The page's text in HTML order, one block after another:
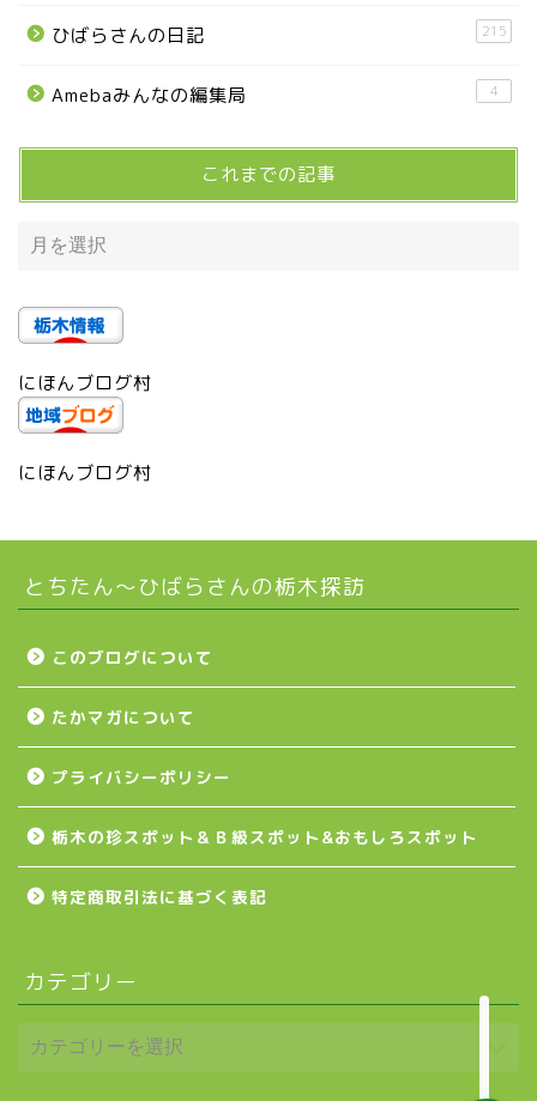
ひばらさんの日記 215
Amebaみんなの編集局 4
これまでの記事
にほんブログ村
にほんブログ村
とちたん〜ひばらさんの栃木探訪
このブログについて
たかマガについて
プライバシーポリシー
栃木の珍スポット＆Ｂ級スポット&おもしろスポット
特定商取引法に基づく表記
カテゴリー
宇都宮の震災後の様子